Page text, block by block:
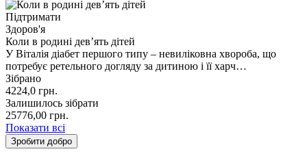
Підтримати
Здоров'я
Коли в родині дев’ять дітей
У Віталія діабет першого типу – невиліковна хвороба, що
потребує ретельного догляду за дитиною і її харч…
Зібрано
4224,0 грн.
Залишилось зібрати
25776,00 грн.
Показати всі
Зробити добро